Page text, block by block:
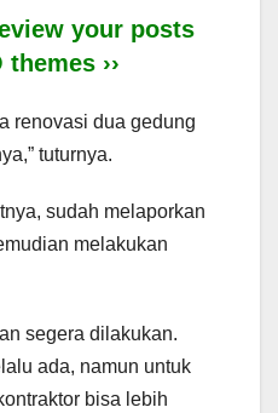
your posts
››
renovasi dua gedung
tuturnya.
sudah melaporkan
melakukan
segera dilakukan.
ada, namun untuk
bisa lebih